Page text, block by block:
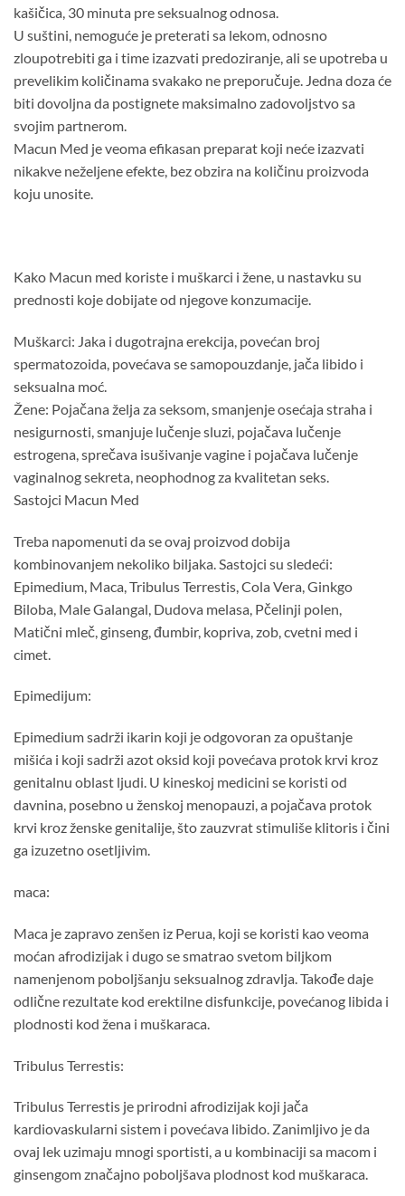
kašičica, 30 minuta pre seksualnog odnosa.
U suštini, nemoguće je preterati sa lekom, odnosno
zloupotrebiti ga i time izazvati predoziranje, ali se upotreba u
prevelikim količinama svakako ne preporučuje. Jedna doza će
biti dovoljna da postignete maksimalno zadovoljstvo sa
svojim partnerom.
Macun Med je veoma efikasan preparat koji neće izazvati
nikakve neželjene efekte, bez obzira na količinu proizvoda
koju unosite.
Kako Macun med koriste i muškarci i žene, u nastavku su
prednosti koje dobijate od njegove konzumacije.
Muškarci: Jaka i dugotrajna erekcija, povećan broj
spermatozoida, povećava se samopouzdanje, jača libido i
seksualna moć.
Žene: Pojačana želja za seksom, smanjenje osećaja straha i
nesigurnosti, smanjuje lučenje sluzi, pojačava lučenje
estrogena, sprečava isušivanje vagine i pojačava lučenje
vaginalnog sekreta, neophodnog za kvalitetan seks.
Sastojci Macun Med
Treba napomenuti da se ovaj proizvod dobija
kombinovanjem nekoliko biljaka. Sastojci su sledeći:
Epimedium, Maca, Tribulus Terrestis, Cola Vera, Ginkgo
Biloba, Male Galangal, Dudova melasa, Pčelinji polen,
Matični mleč, ginseng, đumbir, kopriva, zob, cvetni med i
cimet.
Epimedijum:
Epimedium sadrži ikarin koji je odgovoran za opuštanje
mišića i koji sadrži azot oksid koji povećava protok krvi kroz
genitalnu oblast ljudi. U kineskoj medicini se koristi od
davnina, posebno u ženskoj menopauzi, a pojačava protok
krvi kroz ženske genitalije, što zauzvrat stimuliše klitoris i čini
ga izuzetno osetljivim.
maca:
Maca je zapravo zenšen iz Perua, koji se koristi kao veoma
moćan afrodizijak i dugo se smatrao svetom biljkom
namenjenom poboljšanju seksualnog zdravlja. Takođe daje
odlične rezultate kod erektilne disfunkcije, povećanog libida i
plodnosti kod žena i muškaraca.
Tribulus Terrestis:
Tribulus Terrestis je prirodni afrodizijak koji jača
kardiovaskularni sistem i povećava libido. Zanimljivo je da
ovaj lek uzimaju mnogi sportisti, a u kombinaciji sa macom i
ginsengom značajno poboljšava plodnost kod muškaraca.